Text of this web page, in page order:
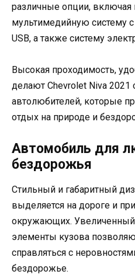
различные опции, включая
мультимедийную систему
USB, а также систему
Высокая проходимость,
делают Chevrolet Niva
автолюбителей, которые
отдых на природе и
Автомобиль для
бездорожья
Стильный и габаритный
выделяется на дороге и
окружающих.
элементы кузова
справляться с
бездорожье.